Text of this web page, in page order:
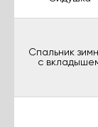
Спальник
с